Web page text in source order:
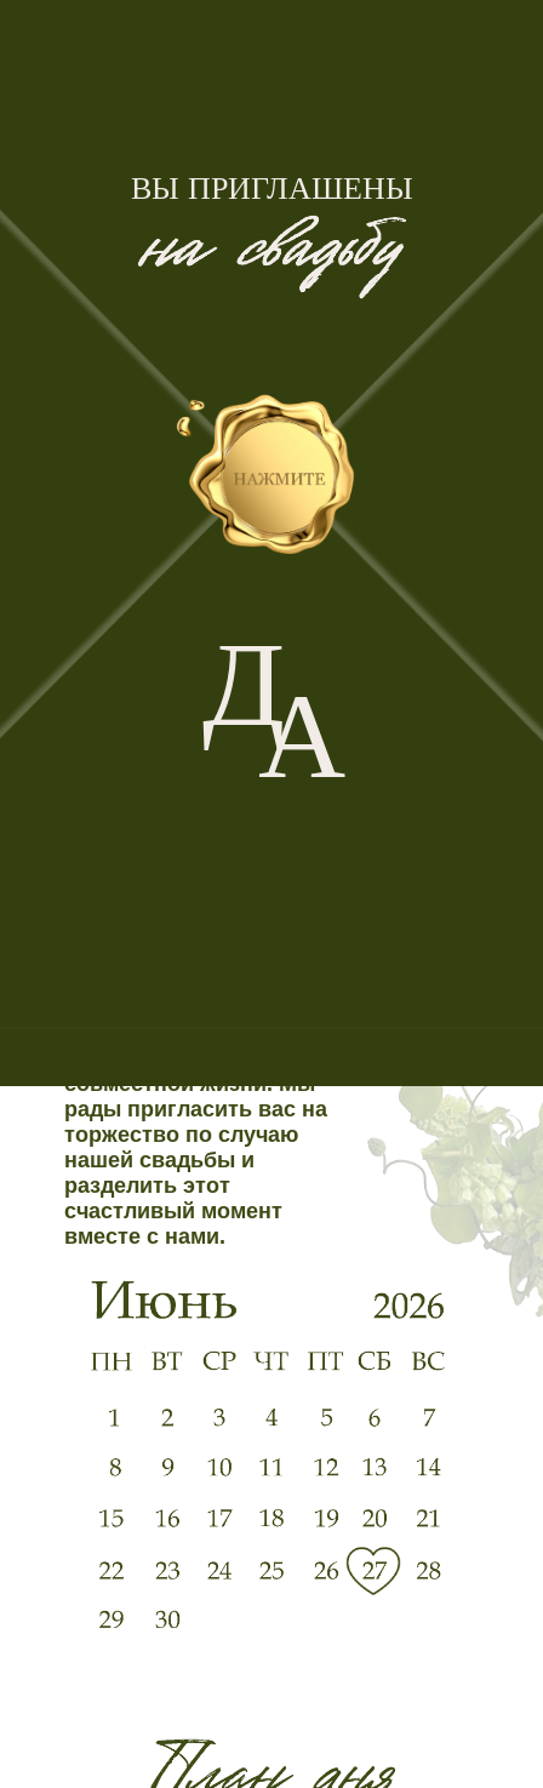
ВЫ ПРИГЛАШЕНЫ
ДА⁠27|06|26
совместной жизни. Мы
рады пригласить вас на
торжество по случаю
нашей свадьбы и
разделить этот
счастливый момент
вместе с нами.